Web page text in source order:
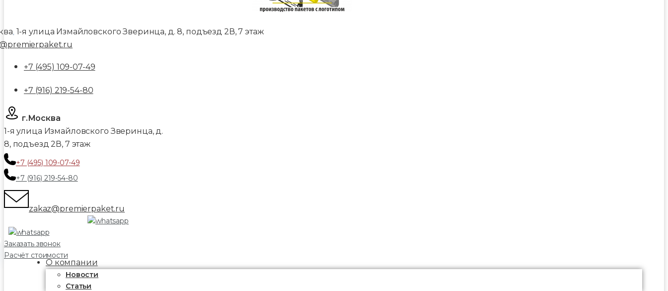
, 1-я улица Измайловского Зверинца, д. 8, подъезд 2В, 7 этаж
+7 (495) 109-07-49
+7 (916) 219-54-80
г.Москва
1-я улица Измайловского Зверинца, д.
8, подъезд 2В, 7 этаж
+7 (495) 109-07-49
+7 (916) 219-54-80
zakaz@premierpaket.ru
Заказать звонок
Расчёт стоимости
О компании
Новости
Статьи